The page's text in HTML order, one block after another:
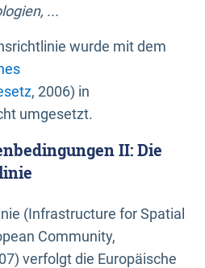
...
wurde mit dem
, 2006) in
umgesetzt.
II: Die
(Infrastructure for Spatial
Community,
verfolgt die Europäische